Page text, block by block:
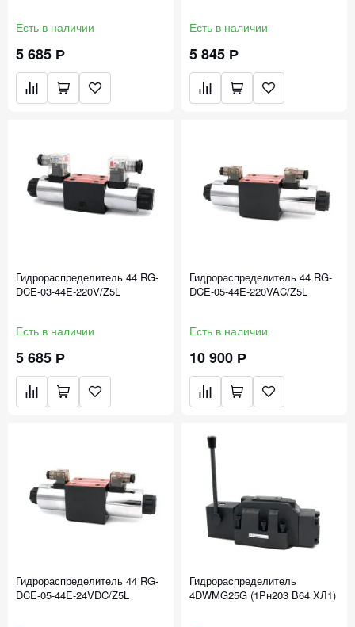
Есть в наличии
5 685 Р
Есть в наличии
5 845 Р
Гидрораспределитель 44 RG-
DCE-03-44E-220V/Z5L
Есть в наличии
5 685 Р
Гидрораспределитель 44 RG-
DCE-05-44E-220VAC/Z5L
Есть в наличии
10 900 Р
Гидрораспределитель 44 RG-
DCE-05-44E-24VDC/Z5L
Гидрораспределитель
4DWMG25G (1Pн203 В64 ХЛ1)